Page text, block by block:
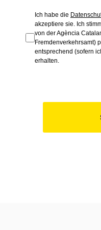
Ich habe die
akzeptiere sie. Ich
von der Agència
Fremdenverkehrsamt)
entsprechend (sofern
erhalten.